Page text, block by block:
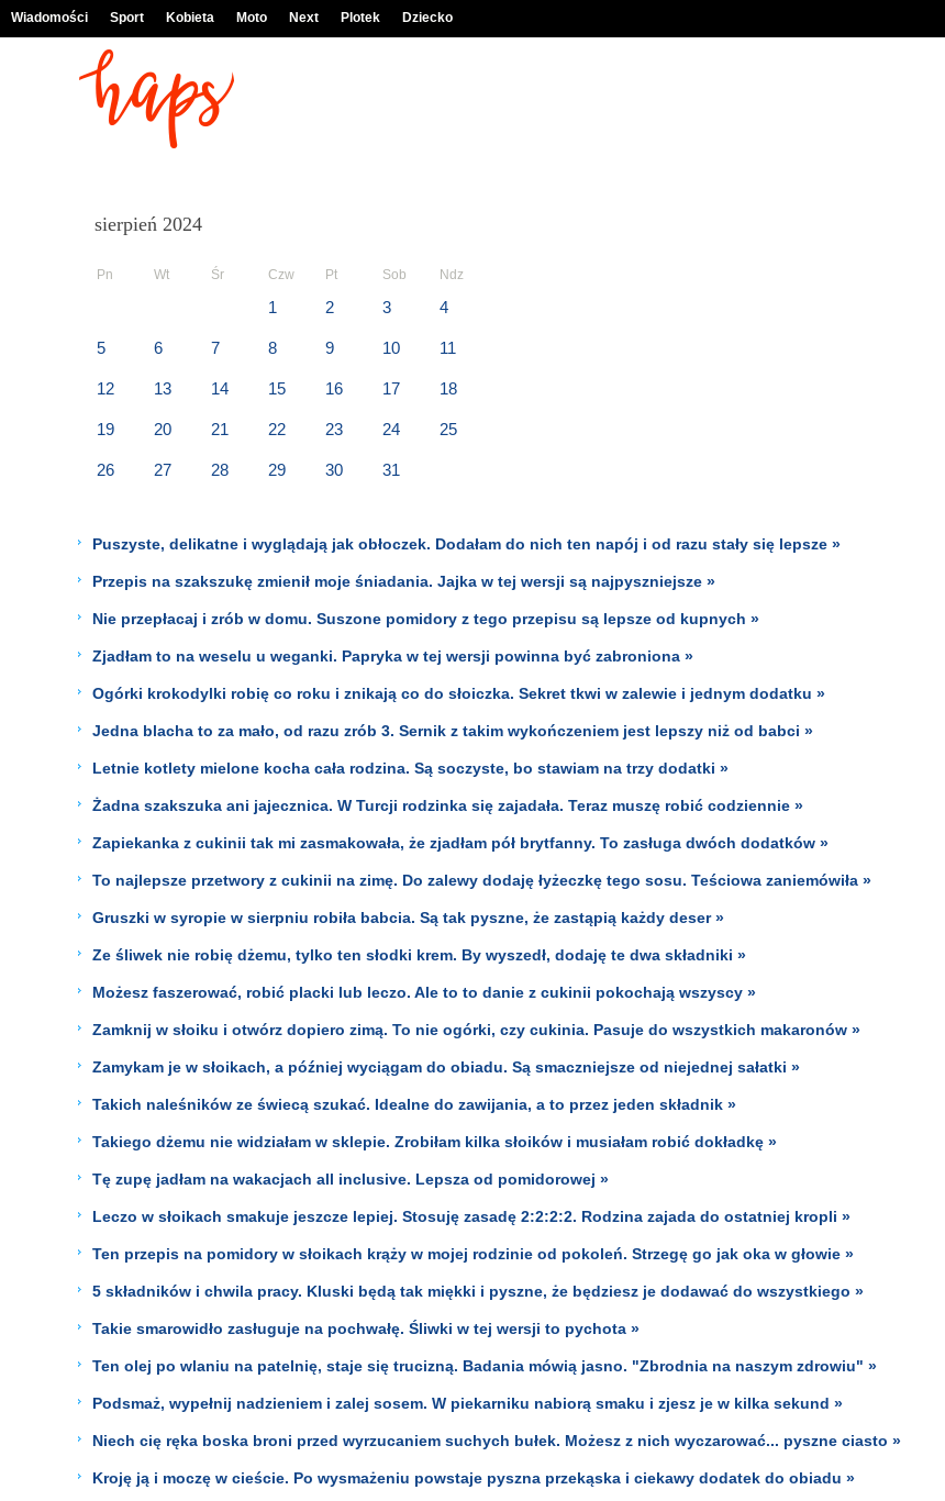
Wiadomości Sport Kobieta Moto Next Plotek Dziecko
sierpień 2024
Pn Wt Śr Czw Pt Sob Ndz
1 2 3 4
5 6 7 8 9 10 11
12 13 14 15 16 17 18
19 20 21 22 23 24 25
26 27 28 29 30 31
Puszyste, delikatne i wyglądają jak obłoczek. Dodałam do nich ten napój i od razu stały się lepsze »
Przepis na szakszukę zmienił moje śniadania. Jajka w tej wersji są najpyszniejsze »
Nie przepłacaj i zrób w domu. Suszone pomidory z tego przepisu są lepsze od kupnych »
Zjadłam to na weselu u weganki. Papryka w tej wersji powinna być zabroniona »
Ogórki krokodylki robię co roku i znikają co do słoiczka. Sekret tkwi w zalewie i jednym dodatku »
Jedna blacha to za mało, od razu zrób 3. Sernik z takim wykończeniem jest lepszy niż od babci »
Letnie kotlety mielone kocha cała rodzina. Są soczyste, bo stawiam na trzy dodatki »
Żadna szakszuka ani jajecznica. W Turcji rodzinka się zajadała. Teraz muszę robić codziennie »
Zapiekanka z cukinii tak mi zasmakowała, że zjadłam pół brytfanny. To zasługa dwóch dodatków »
To najlepsze przetwory z cukinii na zimę. Do zalewy dodaję łyżeczkę tego sosu. Teściowa zaniemówiła »
Gruszki w syropie w sierpniu robiła babcia. Są tak pyszne, że zastąpią każdy deser »
Ze śliwek nie robię dżemu, tylko ten słodki krem. By wyszedł, dodaję te dwa składniki »
Możesz faszerować, robić placki lub leczo. Ale to to danie z cukinii pokochają wszyscy »
Zamknij w słoiku i otwórz dopiero zimą. To nie ogórki, czy cukinia. Pasuje do wszystkich makaronów »
Zamykam je w słoikach, a później wyciągam do obiadu. Są smaczniejsze od niejednej sałatki »
Takich naleśników ze świecą szukać. Idealne do zawijania, a to przez jeden składnik »
Takiego dżemu nie widziałam w sklepie. Zrobiłam kilka słoików i musiałam robić dokładkę »
Tę zupę jadłam na wakacjach all inclusive. Lepsza od pomidorowej »
Leczo w słoikach smakuje jeszcze lepiej. Stosuję zasadę 2:2:2:2. Rodzina zajada do ostatniej kropli »
Ten przepis na pomidory w słoikach krąży w mojej rodzinie od pokoleń. Strzegę go jak oka w głowie »
5 składników i chwila pracy. Kluski będą tak miękki i pyszne, że będziesz je dodawać do wszystkiego »
Takie smarowidło zasługuje na pochwałę. Śliwki w tej wersji to pychota »
Ten olej po wlaniu na patelnię, staje się trucizną. Badania mówią jasno. "Zbrodnia na naszym zdrowiu" »
Podsmaż, wypełnij nadzieniem i zalej sosem. W piekarniku nabiorą smaku i zjesz je w kilka sekund »
Niech cię ręka boska broni przed wyrzucaniem suchych bułek. Możesz z nich wyczarować... pyszne ciasto »
Kroję ją i moczę w cieście. Po wysmażeniu powstaje pyszna przekąska i ciekawy dodatek do obiadu »